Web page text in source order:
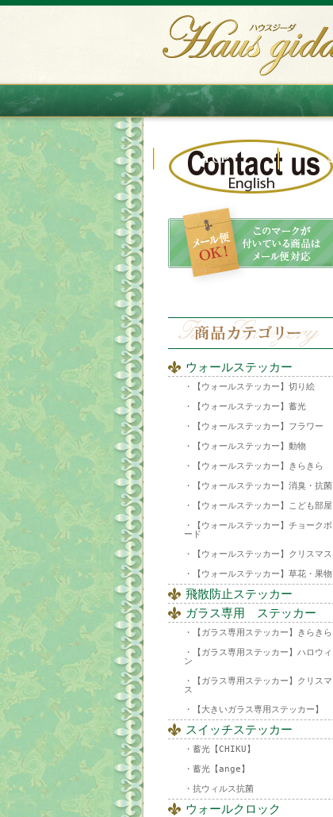
ウォールステッカー
【ウォールステッカー】切り絵
【ウォールステッカー】蓄光
【ウォールステッカー】フラワー
【ウォールステッカー】動物
【ウォールステッカー】きらきら
【ウォールステッカー】消臭・抗菌
【ウォールステッカー】こども部屋
【ウォールステッカー】チョークボ
ード
【ウォールステッカー】クリスマス
【ウォールステッカー】草花・果物
飛散防止ステッカー
ガラス専用 ステッカー
【ガラス専用ステッカー】きらきら
【ガラス専用ステッカー】ハロウィ
ン
【ガラス専用ステッカー】クリスマ
ス
【大きいガラス専用ステッカー】
スイッチステッカー
蓄光【CHIKU】
蓄光【ange】
抗ウィルス抗菌
ウォールクロック